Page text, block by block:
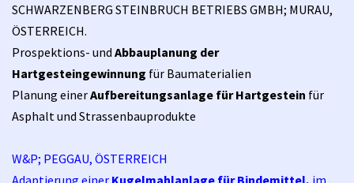
SCHWARZENBERG STEINBRUCH BETRIEBS GMBH; MURAU,
ÖSTERREICH.
Prospektions- und Abbauplanung der
Hartgesteingewinnung für Baumaterialien
Planung einerAufbereitungsanlage für Hartgestein für
Asphalt und Strassenbauprodukte
W&P; PEGGAU, ÖSTERREICH
Adaptierung einer Kugelmahlanlage für Bindemittel, im